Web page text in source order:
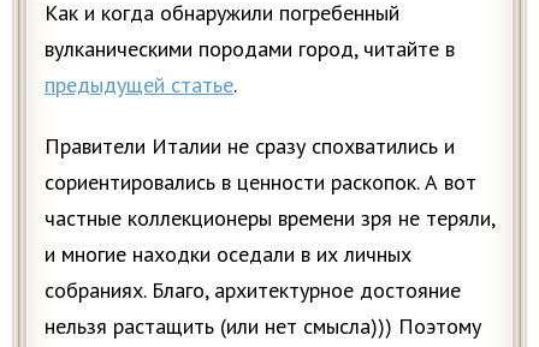
Как и когда обнаружили погребенный
вулканическими породами город, читайте в
предыдущей статье.
Правители Италии не сразу спохватились и
сориентировались в ценности раскопок. А вот
частные коллекционеры времени зря не теряли,
и многие находки оседали в их личных
собраниях. Благо, архитектурное достояние
нельзя растащить (или нет смысла))) Поэтому